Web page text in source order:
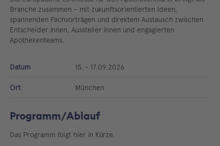
Branche zusammen – mit zukunftsorientierten Ideen,
spannenden Fachvorträgen und direktem Austausch zwischen
Entscheider:innen, Aussteller:innen und engagierten
Apothekenteams.
Datum 15. - 17.09.2026
Ort München
Programm/Ablauf
Das Programm folgt hier in Kürze.